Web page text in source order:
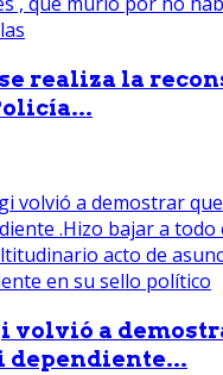
realiza la
volvió a
dependiente...